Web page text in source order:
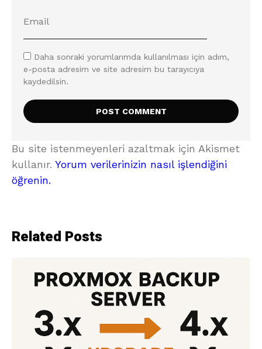
Daha sonraki yorumlarımda kullanılması için adım,
e-posta adresim ve site adresim bu tarayıcıya
kaydedilsin.
Bu site istenmeyenleri azaltmak için Akismet
kullanır. Yorum verilerinizin nasıl işlendiğini
öğrenin.
Related Posts